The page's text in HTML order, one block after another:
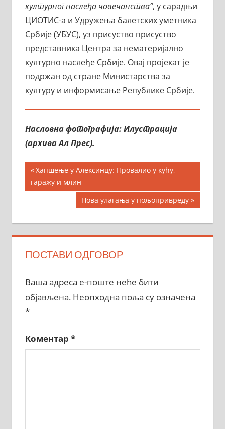
културног наслеђа човечанства”, у сарадњи
ЦИОТИС-а и Удружења балетских уметника
Србије (УБУС), уз присуство присуство
представника Центра за нематеријално
културно наслеђе Србије. Овај пројекат је
подржан од стране Министарства за
културу и информисање Републике Србије.
Насловна фотографија: Илустрација
(архива Ал Прес).
Кретање
чланка
Previous
Post:
Хапшење у Алексинцу: Провалио у кућу,
гаражу и млин
Next
Post:
Нова улагања у пољопривреду
ПОСТАВИ ОДГОВОР
Ваша адреса е-поште неће бити
објављена. Неопходна поља су означена
*
Коментар *